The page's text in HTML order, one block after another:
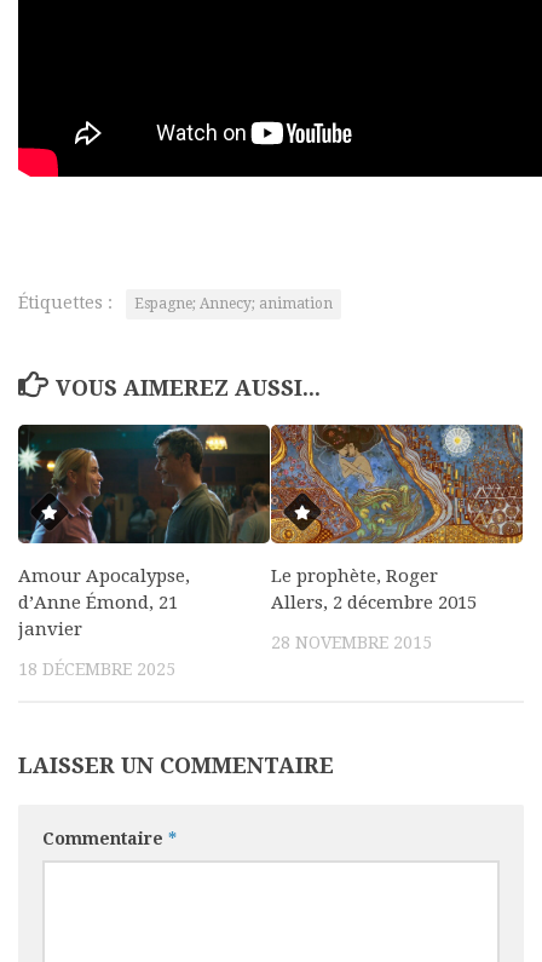
Étiquettes : Espagne; Annecy; animation
VOUS AIMEREZ AUSSI...
Amour Apocalypse,
d’Anne Émond, 21
janvier
18 DÉCEMBRE 2025
Le prophète, Roger
Allers, 2 décembre 2015
28 NOVEMBRE 2015
LAISSER UN COMMENTAIRE
Commentaire *